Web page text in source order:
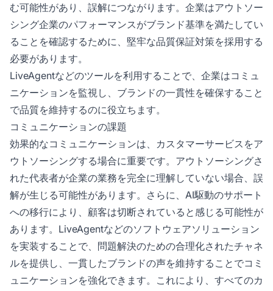
む可能性があり、誤解につながります。企業はアウトソー
シング企業のパフォーマンスがブランド基準を満たしてい
ることを確認するために、堅牢な品質保証対策を採用する
必要があります。
LiveAgentなどのツールを利用することで、企業はコミュ
ニケーションを監視し、ブランドの一貫性を確保すること
で品質を維持するのに役立ちます。
コミュニケーションの課題
効果的なコミュニケーションは、カスタマーサービスをア
ウトソーシングする場合に重要です。アウトソーシングさ
れた代表者が企業の業務を完全に理解していない場合、誤
解が生じる可能性があります。さらに、AI駆動のサポート
への移行により、顧客は切断されていると感じる可能性が
あります。LiveAgentなどのソフトウェアソリューション
を実装することで、問題解決のための合理化されたチャネ
ルを提供し、一貫したブランドの声を維持することでコミ
ュニケーションを強化できます。これにより、すべてのカ